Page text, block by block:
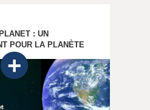
: UN
POUR LA PLANÈTE